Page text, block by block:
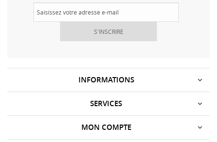
S'INSCRIRE
INFORMATIONS
SERVICES
MON COMPTE